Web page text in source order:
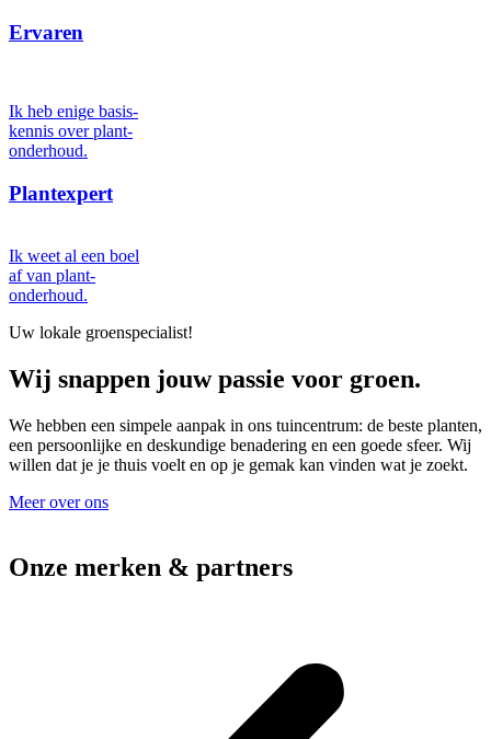
Ervaren
Ik heb enige basis-
kennis over plant-
onderhoud.
Plantexpert
Ik weet al een boel
af van plant-
onderhoud.
Uw lokale groenspecialist!
Wij snappen jouw passie voor groen.
We hebben een simpele aanpak in ons tuincentrum: de beste planten,
een persoonlijke en deskundige benadering en een goede sfeer. Wij
willen dat je je thuis voelt en op je gemak kan vinden wat je zoekt.
Meer over ons
Onze merken & partners